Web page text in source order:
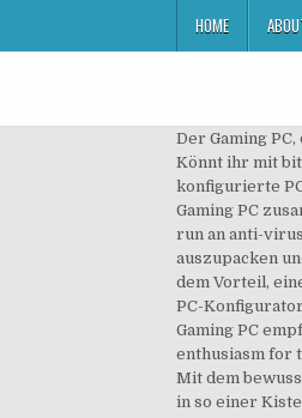
HOME
Der Gaming PC, den ich gleich vorstellen ist nur für diejenigen, die sich nie zufrieden geben und immer das Maximum möchte. • Mit Schwerpunkt Preis/Leistung. Könnt ihr mit bitte helfen, einen PC zusammenstellen. Bereits seit 1985 fertigt unsere Unternehmensgruppe an unseren Standorten in Jever individuell konfigurierte PC-Systeme und Notebooks. PC-Kaufberatung zum besten PC für Bildbearbeitung, 4K~8K Videoschnitt bzw. Mit dem Gaming PC Konfigurator Deinen Gaming PC zusammenstellen und kaufen. Setzen Sie auf die Kompetenz eines erfahrenen Unternehmens. If you are on a personal connection, like at home, you can run an anti-virus scan on your device to make sure it is not infected with malware. Kosten betragen ca. Ist doch viel spannender, als einfach ein PC zu bestellen, auszupacken und an den Strom anzuschlissen. AMD und Intel bieten für diese Zwecke eine große Bandbreite an passenden Prozessoren an. Profitieren Sie von dem Vorteil, einen ganz individuellen Gaming PC